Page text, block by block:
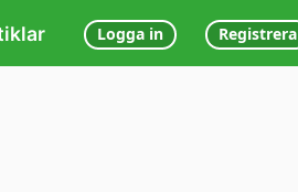
Logga in Registrera